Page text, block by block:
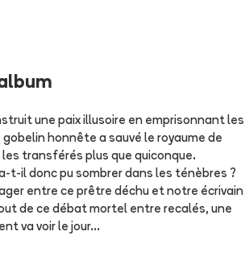
une paix illusoire en emprisonnant les
honnête a sauvé le royaume de
transférés plus que quiconque.
t-il donc pu sombrer dans les ténèbres ?
entre ce prêtre déchu et notre écrivain
de ce débat mortel entre recalés, une
va voir le jour…